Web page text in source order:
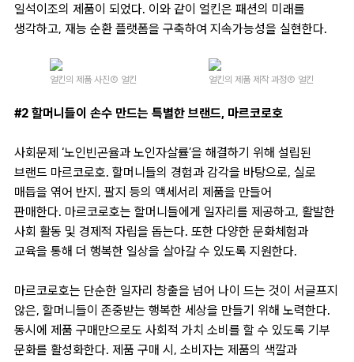
일석이조의 제품이 되었다. 이와 같이 얼킨은 패션의 미래를
생각하고, 재능 순환 플랫폼을 구축하여 지속가능성을 실현한다.
얼킨의 제품 사진Ⓒ 얼킨 얼킨의 제품 제작 과정Ⓒ 얼킨
#2 할머니들이 손수 만드는 특별한 브랜드, 마르코로호
사회문제 ‘노인빈곤율과 노인자살률’을 해결하기 위해 설립된
브랜드 마르코로호. 할머니들의 경험과 감각을 바탕으로, 실로
매듭을 엮어 반지, 팔지 등의 액세서리 제품을 만들어
판매한다. 마르코로호는 할머니들에게 일자리를 제공하고, 활발한
사회 활동 및 경제적 자립을 돕는다. 또한 다양한 문화체험과
교육을 통해 더 행복한 일상을 살아갈 수 있도록 지원한다.
마르코로호는 단순한 일자리 창출을 넘어 나이 드는 것이 서글프지
않은, 할머니들이 존중받는 행복한 세상을 만들기 위해 노력한다.
동시에 제품 구매만으로도 사회적 가치 소비를 할 수 있도록 기부
문화를 활성화한다. 제품 구매 시, 소비자는 제품의 색깔과